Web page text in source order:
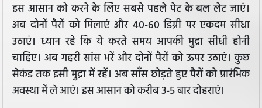
इस आसान को करने के लिए सबसे पहले पेट के बल लेट जाएं।
अब दोनों पैरों को मिलाएं और 40-60 डिग्री पर एकदम सीधा
उठाएं। ध्यान रहे कि ये करते समय आपकी मुद्रा सीधी होनी
चाहिए। अब गहरी सांस भरें और दोनों पैरों को ऊपर उठाएं। कुछ
सेकंड तक इसी मुद्रा में रहें। अब साँस छोड़ते हुए पैरों को प्रारंभिक
अवस्था में ले आएं। इस आसान को करीब 3-5 बार दोहराएं।